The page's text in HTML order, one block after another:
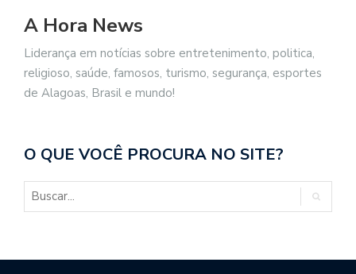
A Hora News
Liderança em notícias sobre entretenimento, politica,
religioso, saúde, famosos, turismo, segurança, esportes
de Alagoas, Brasil e mundo!
O QUE VOCÊ PROCURA NO SITE?